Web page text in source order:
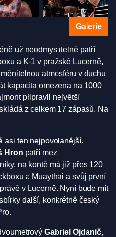
Galerie
už neodmyslitelně patří
a K-1 v pražské Lucerně,
atmosféru v duchu
kapacita omezena na 1000
připravil největší
z celkem 17 zápasů. Na
asi ten nejpovolanější.
Hron patří mezi
na kontě má již přes 120
a Muaythai a svůj první
v Lucerně. Nyní bude mít
další, konkrétně český
Gabriel Ojdanič,